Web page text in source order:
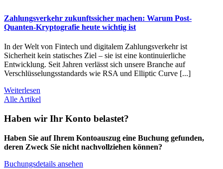
Zahlungsverkehr zukunftssicher machen: Warum Post-
Quanten-Kryptografie heute wichtig ist
In der Welt von Fintech und digitalem Zahlungsverkehr ist
Sicherheit kein statisches Ziel – sie ist eine kontinuierliche
Entwicklung. Seit Jahren verlässt sich unsere Branche auf
Verschlüsselungsstandards wie RSA und Elliptic Curve [...]
Weiterlesen
Alle Artikel
Haben wir Ihr Konto belastet?
Haben Sie auf Ihrem Kontoauszug eine Buchung gefunden,
deren Zweck Sie nicht nachvollziehen können?
Buchungsdetails ansehen